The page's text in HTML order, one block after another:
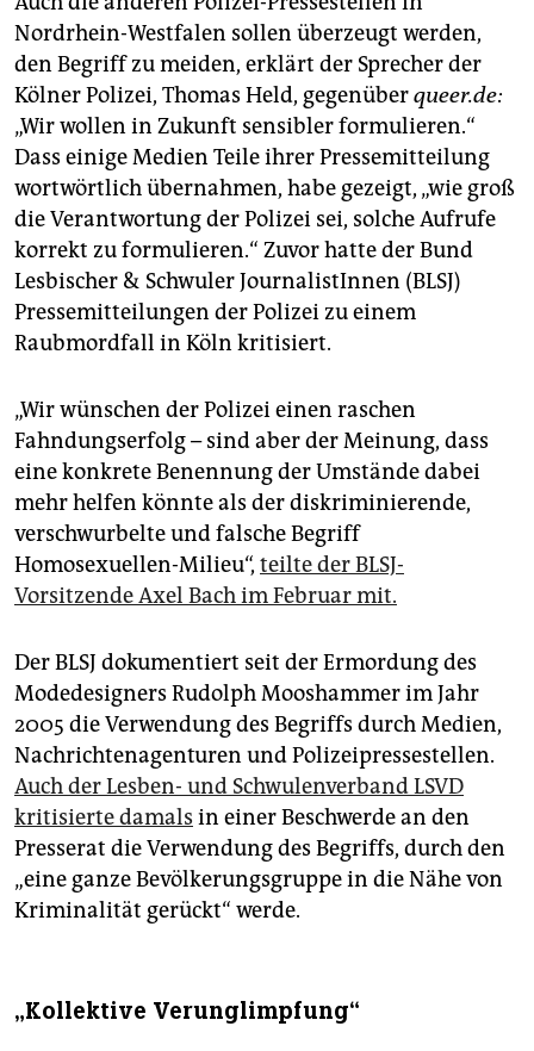
Nordrhein-Westfalen sollen überzeugt werden,
den Begriff zu meiden, erklärt der Sprecher der
Kölner Polizei, Thomas Held, gegenüberqueer.de:
„Wir wollen in Zukunft sensibler formulieren.“
Dass einige Medien Teile ihrer Pressemitteilung
wortwörtlich übernahmen, habe gezeigt, „wie groß
die Verantwortung der Polizei sei, solche Aufrufe
korrekt zu formulieren.“ Zuvor hatte der Bund
Lesbischer & Schwuler JournalistInnen (BLSJ)
Pressemitteilungen der Polizei zu einem
Raubmordfall in Köln kritisiert.
„Wir wünschen der Polizei einen raschen
Fahndungserfolg – sind aber der Meinung, dass
eine konkrete Benennung der Umstände dabei
mehr helfen könnte als der diskriminierende,
verschwurbelte und falsche Begriff
Homosexuellen-Milieu“, teilte der BLSJ-
Vorsitzende Axel Bach im Februar mit.
Der BLSJ dokumentiert seit der Ermordung des
Modedesigners Rudolph Mooshammer im Jahr
2005 die Verwendung des Begriffs durch Medien,
Nachrichtenagenturen und Polizeipressestellen.
Auch der Lesben- und Schwulenverband LSVD
kritisierte damals in einer Beschwerde an den
Presserat die Verwendung des Begriffs, durch den
„eine ganze Bevölkerungsgruppe in die Nähe von
Kriminalität gerückt“ werde.
„Kollektive Verunglimpfung“